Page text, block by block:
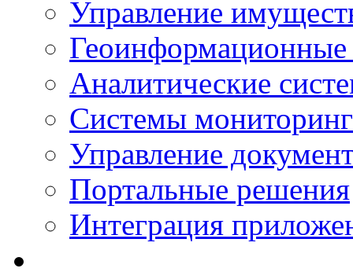
Управление
Аналитические
Системы
Управление
Портальные решения
Интеграция